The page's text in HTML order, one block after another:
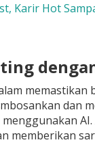
Karir Hot
dan
memberikan